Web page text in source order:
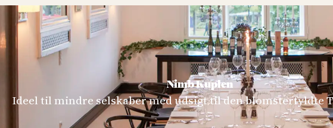
Haven Program Billetter
Nimb Kuplen
Ideel til mindre selskaber med udsigt til den blomsterfyldte